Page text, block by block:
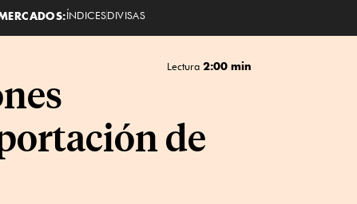
ÍNDICESDIVISAS
Lectura 2:00 min
de